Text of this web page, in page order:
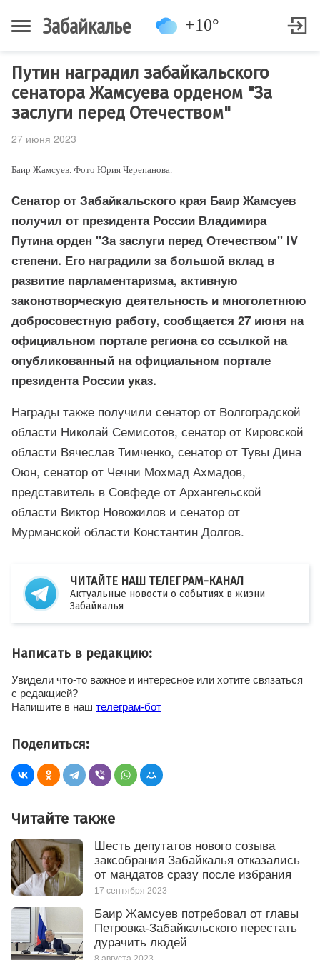
Забайкалье +10°
Путин наградил забайкальского
сенатора Жамсуева орденом "За
заслуги перед Отечеством"
27 июня 2023
Баир Жамсуев. Фото Юрия Черепанова.
Сенатор от Забайкальского края Баир Жамсуев
получил от президента России Владимира
Путина орден "За заслуги перед Отечеством" IV
степени. Его наградили за большой вклад в
развитие парламентаризма, активную
законотворческую деятельность и многолетнюю
добросовестную работу, сообщается 27 июня на
официальном портале региона со ссылкой на
опубликованный на официальном портале
президента России указ.
Награды также получили сенатор от Волгоградской
области Николай Семисотов, сенатор от Кировской
области Вячеслав Тимченко, сенатор от Тувы Дина
Оюн, сенатор от Чечни Мохмад Ахмадов,
представитель в Совфеде от Архангельской
области Виктор Новожилов и сенатор от
Мурманской области Константин Долгов.
ЧИТАЙТЕ НАШ ТЕЛЕГРАМ-КАНАЛ
Актуальные новости о событиях в жизни
Забайкалья
Написать в редакцию:
Увидели что-то важное и интересное или хотите связаться
с редакцией?
Напишите в наш телеграм-бот
Поделиться:
Читайте также
Шесть депутатов нового созыва
заксобрания Забайкалья отказались
от мандатов сразу после избрания
17 сентября 2023
Баир Жамсуев потребовал от главы
Петровка-Забайкальского перестать
дурачить людей